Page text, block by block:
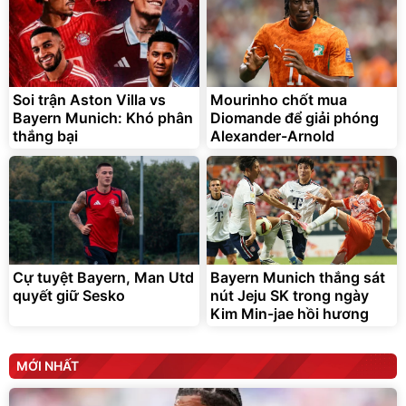
Soi trận Aston Villa vs
Bayern Munich: Khó phân
thắng bại
Mourinho chốt mua
Diomande để giải phóng
Alexander-Arnold
Cự tuyệt Bayern, Man Utd
quyết giữ Sesko
Bayern Munich thắng sát
nút Jeju SK trong ngày
Kim Min-jae hồi hương
MỚI NHẤT